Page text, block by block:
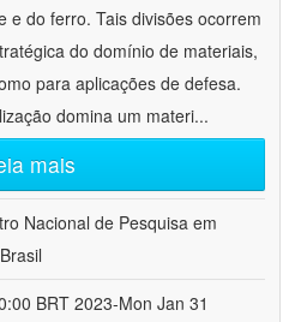
e do ferro. Tais divisões ocorrem
do domínio de materiais,
para aplicações de defesa.
domina um materi...
mais
Nacional de Pesquisa em
BRT 2023-Mon Jan 31